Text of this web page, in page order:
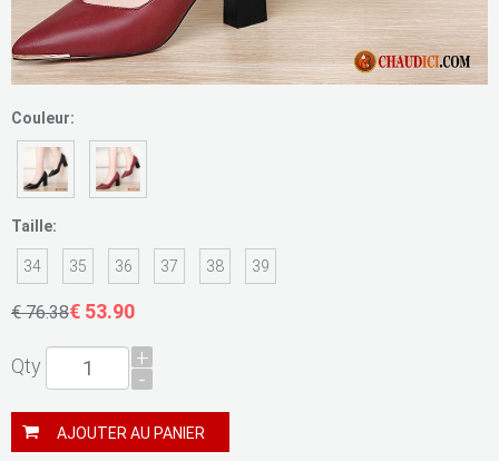
Couleur:
Taille:
34 35 36 37 38 39
€ 76.38€ 53.90
Qty +
-
AJOUTER AU PANIER